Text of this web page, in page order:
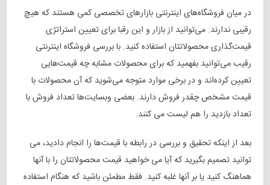
در میان فروشگاه‌های اینترنتی بازارهای تخصصی کمی هستند که هیچ
رقیبی ندارند. می‌توانید از بازار و این رقبا برای تعیین استراتژی
قیمت‌گذاری محصولاتتان استفاده کنید. با بررسی فروشگاه اینترنتی
رقیب می‌توانید بفهمید که برای محصولات مشابه چه قیمت‌هایی
تعیین کرده‌اند و در برخی موارد متوجه می‌شوید که آن محصولات با
قیمت مشخص چقدر فروش دارند. بعضی وبسایت‌ها تعداد فروش با
تعداد بازدید را هم لیست می کنند.
بعد از اینکه تحقیق و بررسی در رابطه با قیمت‌ها را انجام دادید، می
توانید تصمیم بگیرید که آیا می خواهید قیمت محصولاتتان را با آنها
هماهنگ کنید یا بر آنها غلبه کنید. فقط مطمئن باشید که هنگام استفاده